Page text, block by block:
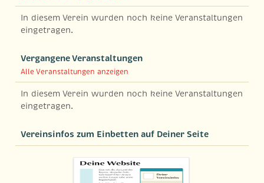
In diesem Verein wurden noch keine Veranstaltungen
eingetragen.
Vergangene Veranstaltungen
Alle Veranstaltungen anzeigen
In diesem Verein wurden noch keine Veranstaltungen
eingetragen.
Vereinsinfos zum Einbetten auf Deiner Seite